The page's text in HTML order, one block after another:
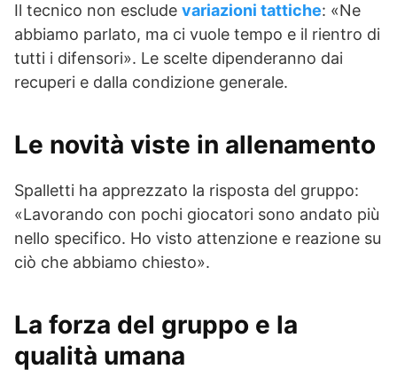
Il tecnico non esclude variazioni tattiche: «Ne
abbiamo parlato, ma ci vuole tempo e il rientro di
tutti i difensori». Le scelte dipenderanno dai
recuperi e dalla condizione generale.
Le novità viste in allenamento
Spalletti ha apprezzato la risposta del gruppo:
«Lavorando con pochi giocatori sono andato più
nello specifico. Ho visto attenzione e reazione su
ciò che abbiamo chiesto».
La forza del gruppo e la
qualità umana